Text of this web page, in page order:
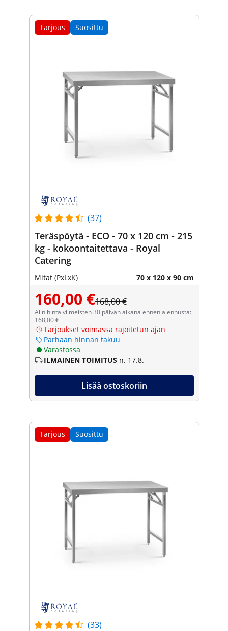
Tarjous Suosittu
(37)
Teräspöytä - ECO - 70 x 120 cm - 215
kg - kokoontaitettava - Royal
Catering
Mitat (PxLxK) 70 x 120 x 90 cm
160,00 €168,00 €
Alin hinta viimeisten 30 päivän aikana ennen alennusta:
168,00 €
Tarjoukset voimassa rajoitetun ajan
Parhaan hinnan takuu
Varastossa
ILMAINEN TOIMITUS n. 17.8.
Lisää ostoskoriin
Tarjous Suosittu
(33)